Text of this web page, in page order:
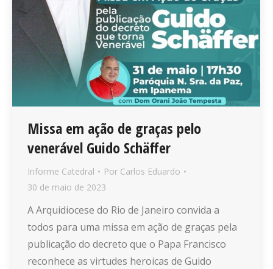
Missa em ação de graças pelo
venerável Guido Schäffer
Informe Catedral Por Carlos Eduardo
30 de maio de 2023
A Arquidiocese do Rio de Janeiro convida a
todos para uma missa em ação de graças pela
publicação do decreto que o Papa Francisco
reconhece as virtudes heroicas de Guido